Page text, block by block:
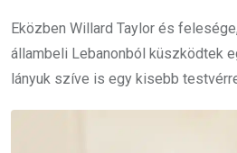
Eközben Willard Taylor és
állambeli Lebanonból küszködtek
lányuk szíve is egy kisebb